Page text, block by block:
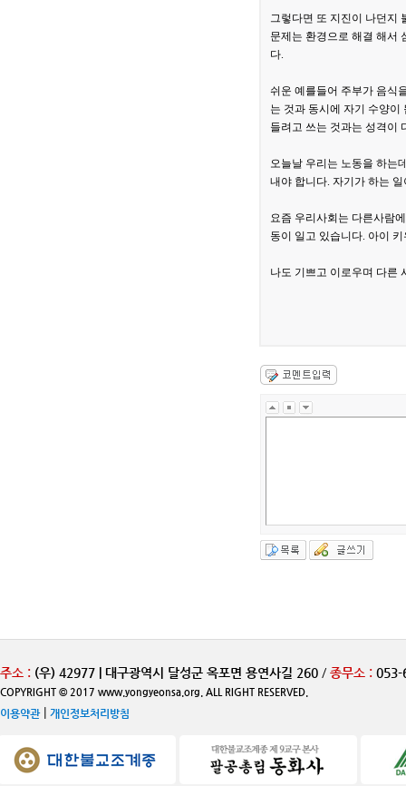
그렇다면 또 지진이 나던지
문제는 환경으로 해결 해서
다.
쉬운 예를들어 주부가 음식
는 것과 동시에 자기 수양
들려고 쓰는 것과는 성격이
오늘날 우리는 노동을 하는
내야 합니다. 자기가 하는
요즘 우리사회는 다른사람
동이 일고 있습니다. 아이
나도 기쁘고 이로우며 다른
주소 : (우) 42977 | 대구광역시 달성군 옥포면 용연사길 260 / 종무소 : 053-
COPYRIGHT © 2017 www.yongyeonsa.org. ALL RIGHT RESERVED.
이용약관| 개인정보처리방침